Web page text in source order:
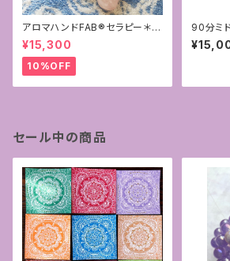
アロマハンドFAB®︎セラピー＊お
得なフルセッション
¥15,300
10%OFF
90分ミ
好転す
セール中の商品